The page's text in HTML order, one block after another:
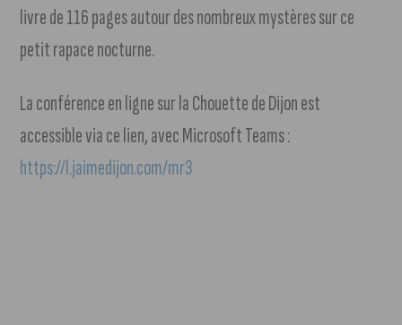
livre de 116 pages autour des nombreux mystères sur ce
petit rapace nocturne.
La conférence en ligne sur la Chouette de Dijon est
accessible via ce lien, avec Microsoft Teams :
https://l.jaimedijon.com/mr3